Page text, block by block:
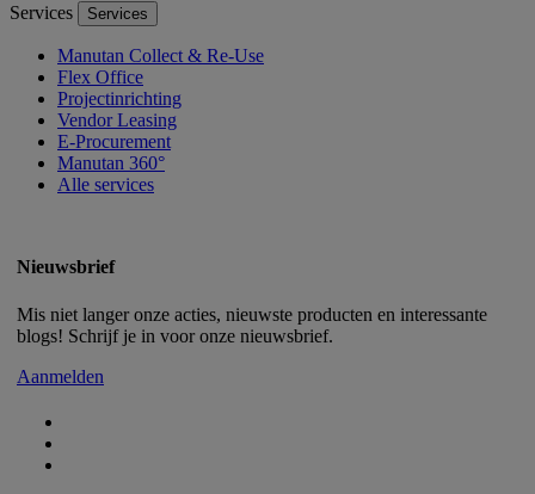
Services Services
Manutan Collect & Re-Use
Flex Office
Projectinrichting
Vendor Leasing
E-Procurement
Manutan 360°
Alle services
Nieuwsbrief
Mis niet langer onze acties, nieuwste producten en interessante
blogs! Schrijf je in voor onze nieuwsbrief.
Aanmelden